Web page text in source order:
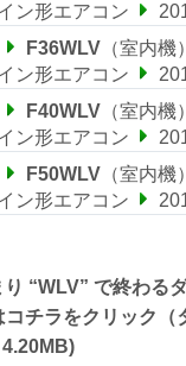
ン形エアコン
F36WLV （室内機）
ン形エアコン
F40WLV （室内機）
ン形エアコン
F50WLV （室内機）
ン形エアコン
り “WLV” で終わる
コチラをクリック（